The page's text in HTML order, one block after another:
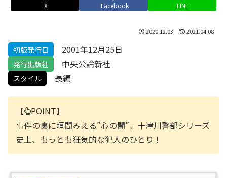
X Facebook LINE
2020.12.03 2021.04.08
初版発行日 2001年12月25日
発行出版社 中央公論新社
スタイル 長編
【
POINT】
事件の裏に垣間みえる”心の闇”。十津川警部シリーズ
史上、もっとも狂気的な犯人のひとり！